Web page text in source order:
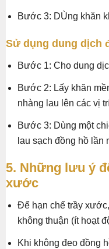
Bước 3: DÙng khăn
Sử dụng dung dịch
Bước 1: Cho dung
Bước 2: Lấy khăn
nhàng lau lên các vị
Bước 3: Dùng một
lau sạch đồng hồ lần
5. Những lưu ý
xước
Để hạn chế trầy
không thuận (ít hoạt
Khi không đeo đồng